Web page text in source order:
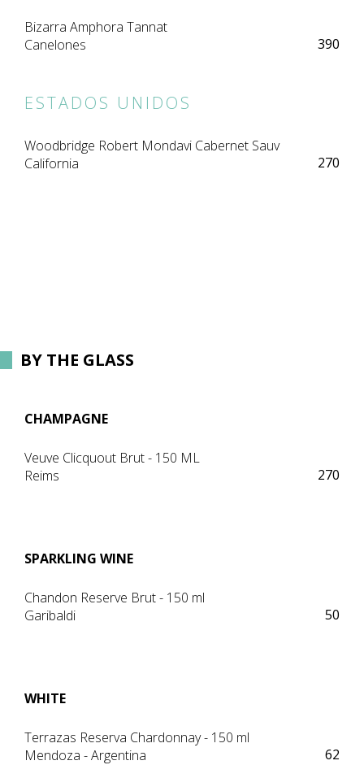
Bizarra Amphora Tannat
Canelones
390
ESTADOS UNIDOS
Woodbridge Robert Mondavi Cabernet Sauv
California
270
BY THE GLASS
CHAMPAGNE
Veuve Clicquout Brut - 150 ML
Reims
270
SPARKLING WINE
Chandon Reserve Brut - 150 ml
Garibaldi
50
WHITE
Terrazas Reserva Chardonnay - 150 ml
Mendoza - Argentina
62